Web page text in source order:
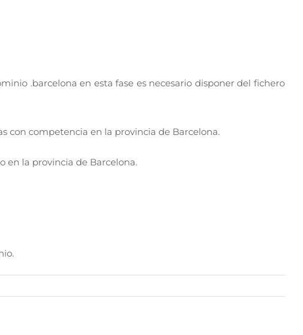
.barcelona en esta fase es necesario disponer del fichero
con competencia en la provincia de Barcelona.
en la provincia de Barcelona.